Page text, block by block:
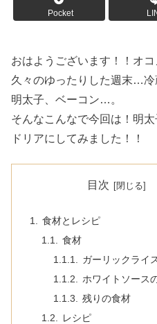
Pocket
おはようございます！！オコ
久々のゆったりした週末…冷
明太子、ベーコン…。
そんなこんなで今回は！明
ドリアにしてみました！！
目次
食材とレシピ
食材
ガーリックライ
ホワイトソース
残りの食材
レシピ